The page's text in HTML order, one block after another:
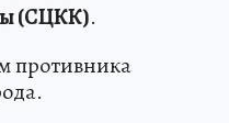
(СЦКК).
противника